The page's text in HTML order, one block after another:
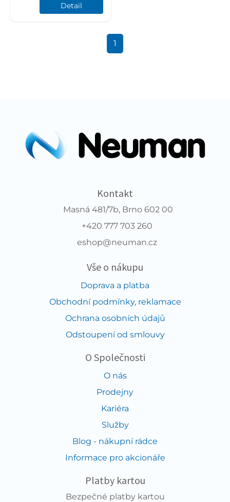
Detail
1
Kontakt
Masná 481/7b, Brno 602 00
+420 777 703 260
eshop@neuman.cz
Vše o nákupu
Doprava a platba
Obchodní podmínky, reklamace
Ochrana osobních údajů
Odstoupení od smlouvy
O Společnosti
O nás
Prodejny
Kariéra
Služby
Blog - nákupní rádce
Informace pro akcionáře
Platby kartou
Bezpečné platby kartou